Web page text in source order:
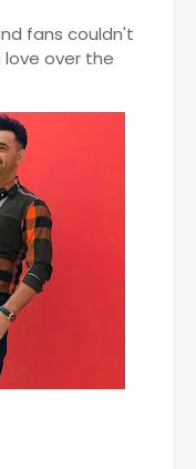
fans couldn't
over the